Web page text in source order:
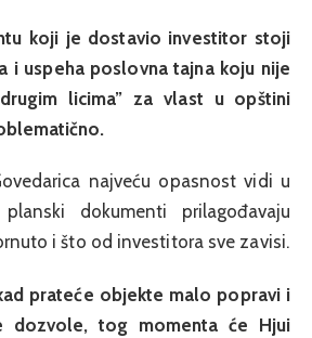
koji je dostavio investitor stoji
i uspeha poslovna tajna koju nije
licima” za vlast u opštini
najveću opasnost vidi u
dokumenti prilagođavaju
i što od investitora sve zavisi.
prateće objekte malo popravi i
dozvole, tog momenta će Hjui